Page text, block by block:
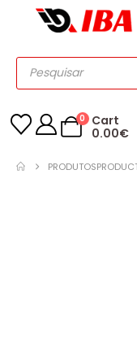
0
Cart
0.00€
PRODUTOS